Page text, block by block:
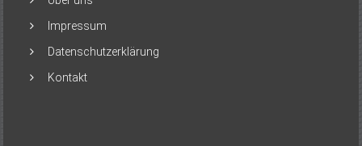
Impressum
Datenschutzerklärung
Kontakt